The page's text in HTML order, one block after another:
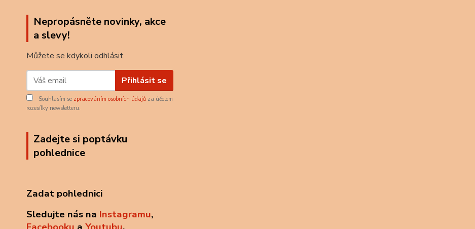
Nepropásněte novinky, akce
a slevy!
Můžete se kdykoli odhlásit.
Přihlásit se
Souhlasím se zpracováním osobních údajů za účelem
rozesílky newsletteru.
Zadejte si poptávku
pohlednice
Zadat pohlednici
Sledujte nás na Instagramu,